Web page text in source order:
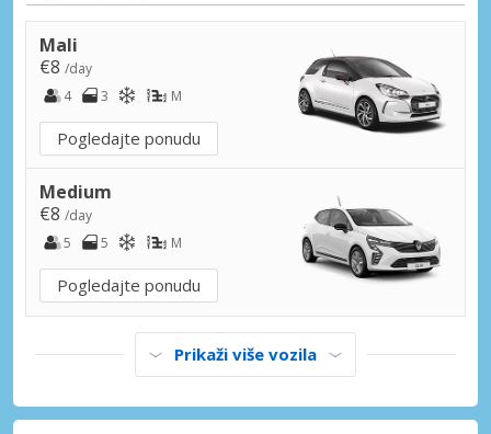
Mali
€8 /day
4
3 M
Pogledajte ponudu
Medium
€8 /day
5
5 M
Pogledajte ponudu
Prikaži više vozila